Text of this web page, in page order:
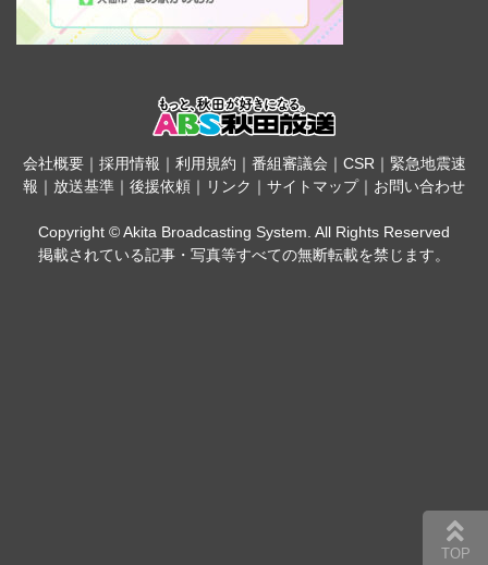
会社概要｜ 採用情報 ｜ 利用規約 ｜ 番組審議会 ｜ CSR｜ 緊急地震速
報 ｜ 放送基準 ｜ 後援依頼 ｜ リンク ｜ サイトマップ｜ お問い合わせ
Copyright © Akita Broadcasting System. All Rights Reserved
掲載されている記事・写真等すべての無断転載を禁じます。